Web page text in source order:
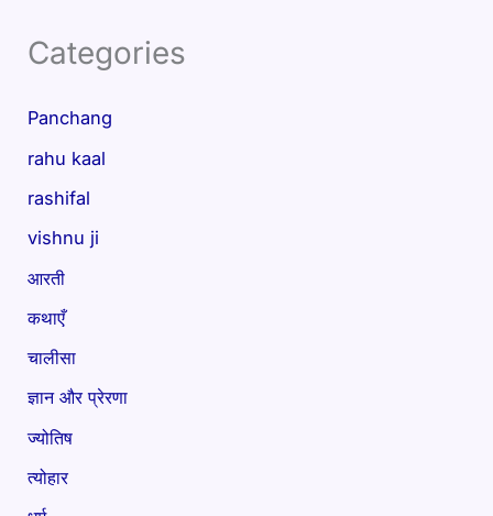
Categories
Panchang
rahu kaal
rashifal
vishnu ji
आरती
कथाएँ
चालीसा
ज्ञान और प्रेरणा
ज्योतिष
त्योहार